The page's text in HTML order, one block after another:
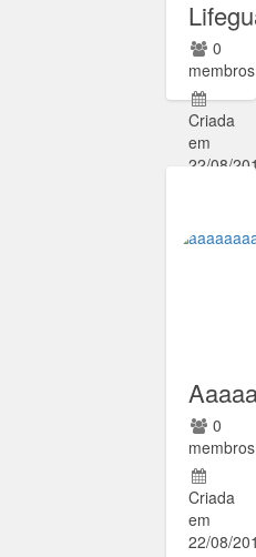
0
membros
Criada
em
22/08/
Ir para
0
membros
Criada
em
22/08/